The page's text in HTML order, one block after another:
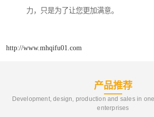
力，只是为了让您更加满意。
http://www.mhqifu01.com
产品推荐
Development, design, production and sales in
enterprises